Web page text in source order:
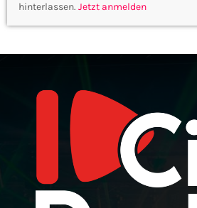
hinterlassen. Jetzt anmelden